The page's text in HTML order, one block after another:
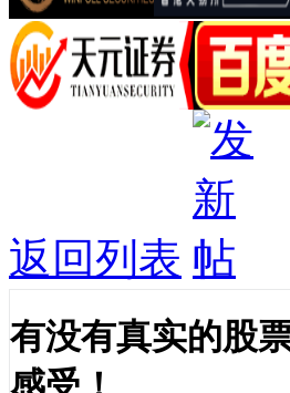
返回列表
有没有真实的股